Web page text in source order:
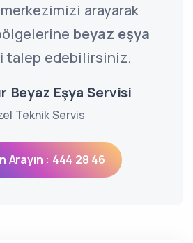
arayarak
beyaz eşya
talep edebilirsiniz.
Beyaz Eşya Servisi
Teknik Servis
Arayın : 444 28 46